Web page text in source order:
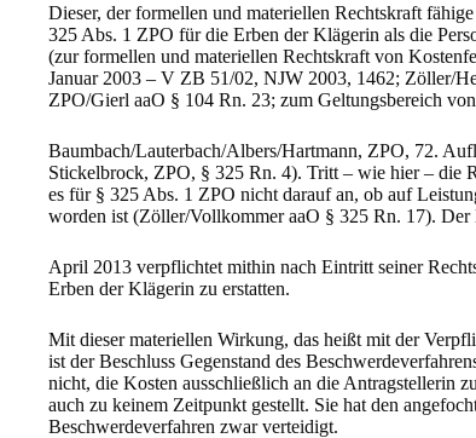
Dieser, der formellen und materiellen Rechtskraft
325 Abs. 1 ZPO für die Erben der Klägerin als die
(zur formellen und materiellen Rechtskraft von
Januar 2003 – V ZB 51/02, NJW 2003, 1462; Zöller/
ZPO/Gierl aaO § 104 Rn. 23; zum Geltungsbereich
Baumbach/Lauterbach/Albers/Hartmann, ZPO, 72.
Stickelbrock, ZPO, § 325 Rn. 4). Tritt – wie hier – die
es für § 325 Abs. 1 ZPO nicht darauf an, ob auf
worden ist (Zöller/Vollkommer aaO § 325 Rn. 17). Der
April 2013 verpflichtet mithin nach Eintritt seiner
Erben der Klägerin zu erstatten.
Mit dieser materiellen Wirkung, das heißt mit der
ist der Beschluss Gegenstand des
nicht, die Kosten ausschließlich an die Antragstellerin
auch zu keinem Zeitpunkt gestellt. Sie hat den
Beschwerdeverfahren zwar verteidigt.